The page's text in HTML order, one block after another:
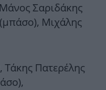
Σαριδάκης
Μιχάλης
Τάκης Πατερέλης